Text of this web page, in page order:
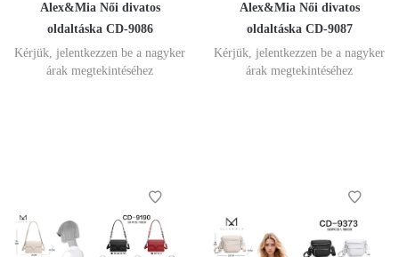
Alex&Mia Női divatos
oldaltáska CD-9086
Kérjük, jelentkezzen be a nagyker
árak megtekintéséhez
Alex&Mia Női divatos
oldaltáska CD-9087
Kérjük, jelentkezzen be a nagyker
árak megtekintéséhez